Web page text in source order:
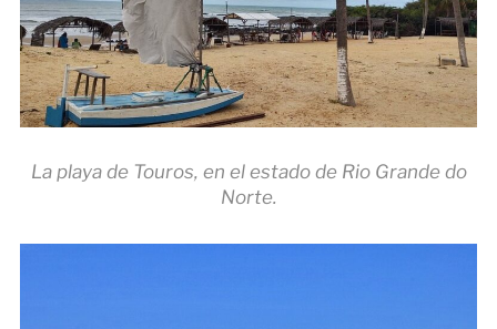
La playa de Touros, en el estado de Rio Grande do
Norte.